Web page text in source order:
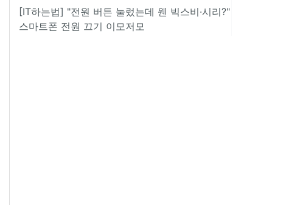
[IT하는법] "전원 버튼 눌렀는데 웬 빅스비·시리?"
스마트폰 전원 끄기 이모저모